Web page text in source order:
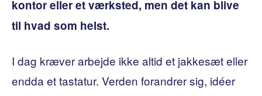
kontor eller et værksted, men det kan blive
til hvad som helst.
I dag kræver arbejde ikke altid et jakkesæt eller
endda et tastatur. Verden forandrer sig, idéer